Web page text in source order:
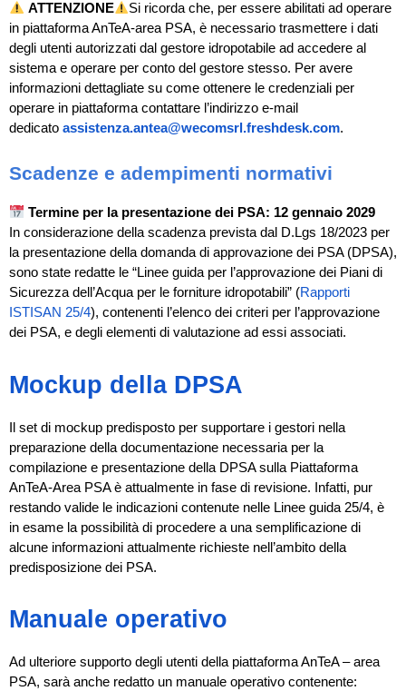
ATTENZIONE
Si ricorda che, per essere abilitati ad operare
in piattaforma AnTeA-area PSA, è necessario trasmettere i dati
degli utenti autorizzati dal gestore idropotabile ad accedere al
sistema e operare per conto del gestore stesso. Per avere
informazioni dettagliate su come ottenere le credenziali per
operare in piattaforma contattare l’indirizzo e-mail
dedicato assistenza.antea@wecomsrl.freshdesk.com.
Scadenze e adempimenti normativi
Termine per la presentazione dei PSA: 12 gennaio 2029
In considerazione della scadenza prevista dal D.Lgs 18/2023 per
la presentazione della domanda di approvazione dei PSA (DPSA),
sono state redatte le “Linee guida per l’approvazione dei Piani di
Sicurezza dell’Acqua per le forniture idropotabili” (Rapporti
ISTISAN 25/4), contenenti l’elenco dei criteri per l’approvazione
dei PSA, e degli elementi di valutazione ad essi associati.
Mockup della DPSA
Il set di mockup predisposto per supportare i gestori nella
preparazione della documentazione necessaria per la
compilazione e presentazione della DPSA sulla Piattaforma
AnTeA-Area PSA è attualmente in fase di revisione. Infatti, pur
restando valide le indicazioni contenute nelle Linee guida 25/4, è
in esame la possibilità di procedere a una semplificazione di
alcune informazioni attualmente richieste nell’ambito della
predisposizione dei PSA.
Manuale operativo
Ad ulteriore supporto degli utenti della piattaforma AnTeA – area
PSA, sarà anche redatto un manuale operativo contenente: